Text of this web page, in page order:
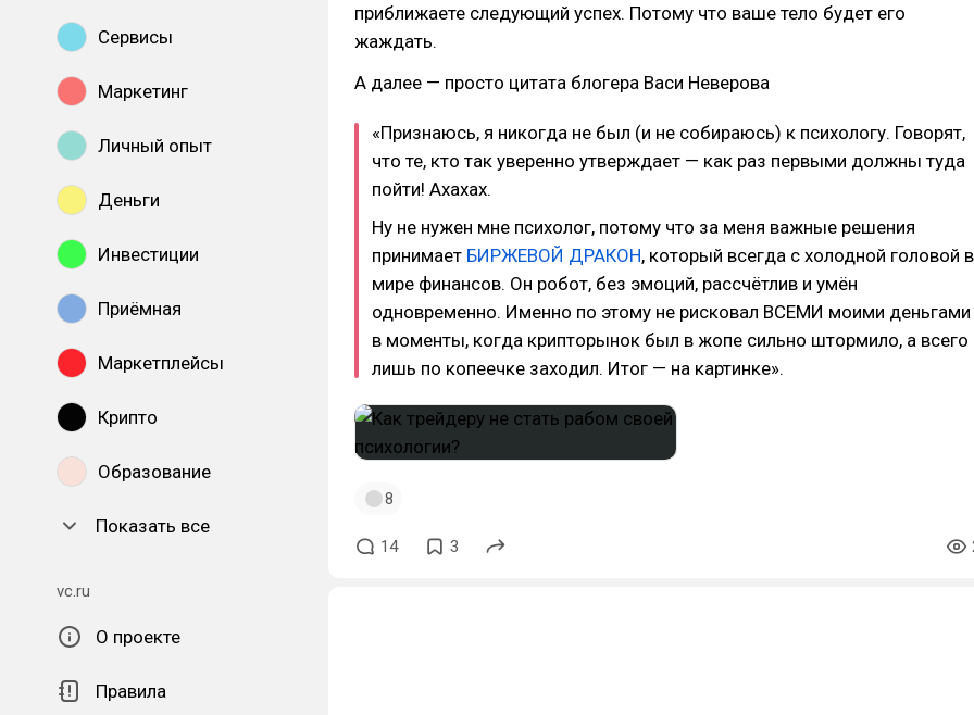
Сервисы
Маркетинг
Личный опыт
Деньги
Инвестиции
Приёмная
Маркетплейсы
Крипто
Образование
Показать все
vc.ru
О проекте
Правила
приближаете следующий успех. Потому что ваше тело будет его
жаждать.
А далее — просто цитата блогера Васи Неверова
«Признаюсь, я никогда не был (и не собираюсь) к психологу. Говорят,
что те, кто так уверенно утверждает — как раз первыми должны туда
пойти! Ахахах.
Ну не нужен мне психолог, потому что за меня важные решения
принимает БИРЖЕВОЙ ДРАКОН, который всегда с холодной головой в
мире финансов. Он робот, без эмоций, рассчётлив и умён
одновременно. Именно по этому не рисковал ВСЕМИ моими деньгами
в моменты, когда крипторынок был в жопе сильно штормило, а всего
лишь по копеечке заходил. Итог — на картинке».
8
14 3